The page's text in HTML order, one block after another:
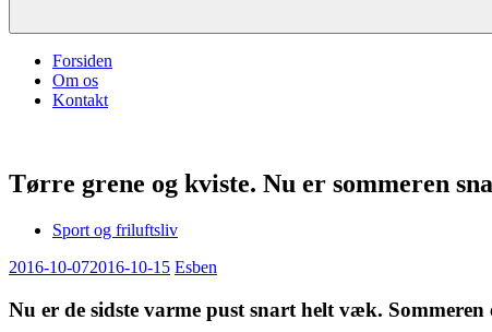
Forsiden
Om os
Kontakt
Tørre grene og kviste. Nu er sommeren
Sport og friluftsliv
2016-10-072016-10-15 Esben
Nu er de sidste varme pust snart helt væk.